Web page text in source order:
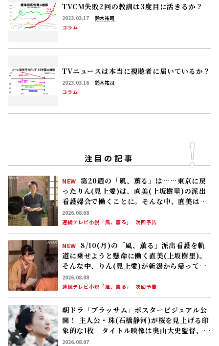
TVCM失敗2回の教訓は3度目に活きるか？
2023.03.17
鈴木祐司
コラム
TVニュースは本当に視聴者に届いているか？
2023.03.16
鈴木祐司
コラム
注目の記事
NEW 第20週の「風、薫る」は……東京に戻
ったりん(見上愛)は、直美(上坂樹里)の派出
看護婦会で働くことに。そんな中、直美は自
分の理想とした無償の看護を始める
2026.08.08
連続テレビ小説「風、薫る」
次回予告
NEW
8/10(月)の「風、薫る」派出看護を軌
道に乗せようと懸命に働く直美(上坂樹里)。
そんな中、りん(見上愛)が新潟から帰ってく
る
2026.08.08
連続テレビ小説「風、薫る」
次回予告
朝ドラ「ブラッサム」ポスタービジュアル公
開！ 主人公・珠(石橋静河)が桜を見上げる印
象的な1枚 タイトル映像は奥山大史監督、語
りは三條雅幸アナ 2026年度後期放送
2026.08.07